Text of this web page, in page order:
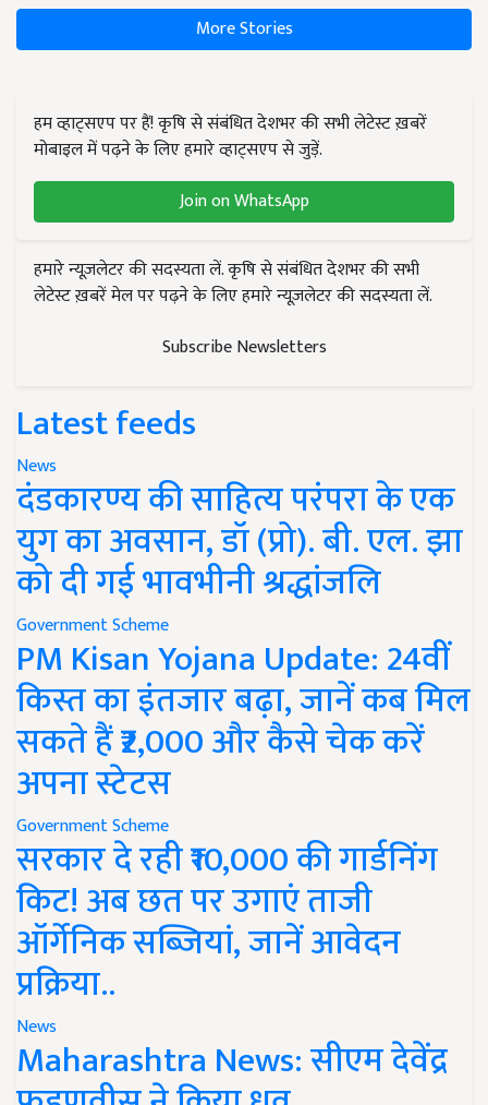
More Stories
हम व्हाट्सएप पर हैं! कृषि से संबंधित देशभर की सभी लेटेस्ट ख़बरें
मोबाइल में पढ़ने के लिए हमारे व्हाट्सएप से जुड़ें.
Join on WhatsApp
हमारे न्यूज़लेटर की सदस्यता लें. कृषि से संबंधित देशभर की सभी
लेटेस्ट ख़बरें मेल पर पढ़ने के लिए हमारे न्यूज़लेटर की सदस्यता लें.
Subscribe Newsletters
Latest feeds
News
दंडकारण्य की साहित्य परंपरा के एक
युग का अवसान, डॉ (प्रो). बी. एल. झा
को दी गई भावभीनी श्रद्धांजलि
Government Scheme
PM Kisan Yojana Update: 24वीं
किस्त का इंतजार बढ़ा, जानें कब मिल
सकते हैं ₹2,000 और कैसे चेक करें
अपना स्टेटस
Government Scheme
सरकार दे रही ₹10,000 की गार्डनिंग
किट! अब छत पर उगाएं ताजी
ऑर्गेनिक सब्जियां, जानें आवेदन
प्रक्रिया..
News
Maharashtra News: सीएम देवेंद्र